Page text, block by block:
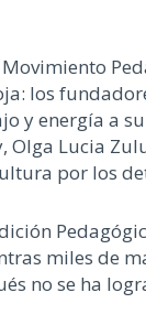
los
y energía a
Lucia
por los
miles de
no se ha